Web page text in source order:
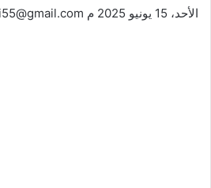
الأحد، 15 يونيو 2025 م Shglawi55@gmail.com